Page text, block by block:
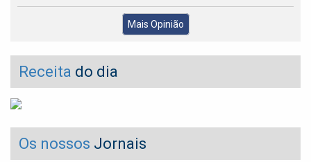
Mais Opinião
Receita do dia
Os nossos Jornais